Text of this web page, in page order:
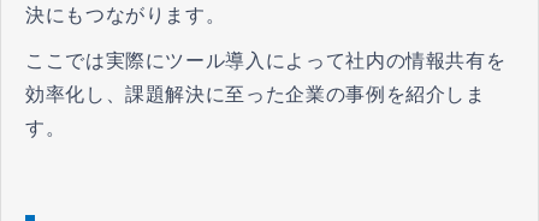
決にもつながります。
ここでは実際にツール導入によって社内の情報共有を
効率化し、課題解決に至った企業の事例を紹介しま
す。